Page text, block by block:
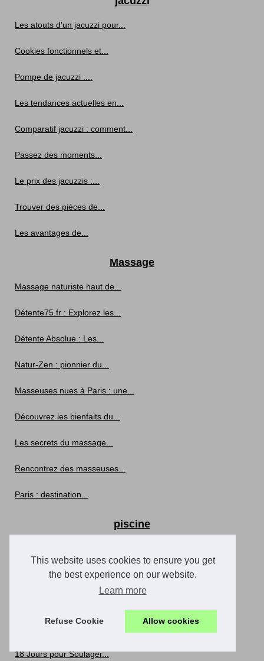
This website uses cookies to ensure you get
the best experience on our website.
Learn more
Refuse Cookie Allow cookies
Les atouts d'un jacuzzi pour...
Cookies fonctionnels et...
Pompe de jacuzzi :...
Les tendances actuelles en...
Comparatif jacuzzi : comment...
Passez des moments...
Le prix des jacuzzis :...
Trouver des pièces de...
Les avantages de...
Massage
Massage naturiste haut de...
Détente75.fr : Explorez les...
Détente Absolue : Les...
Natur-Zen : pionnier du...
Masseuses nues à Paris : une...
Découvrez les bienfaits du...
Les secrets du massage...
Rencontrez des masseuses...
Paris : destination...
piscine
Fabriqué en France : Les...
18 Jours pour Soulager...